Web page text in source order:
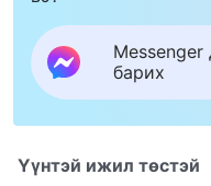
Messenger
барих
Үүнтэй ижил төстэй